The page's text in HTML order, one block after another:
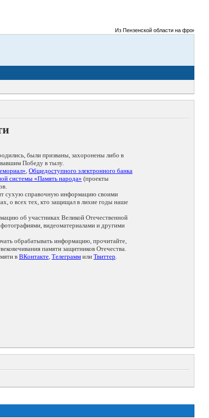
Из Пензенской области на фронты
были призваны, захоронены либо в
Победу в тылу.
, Общедоступного электронного банка
системы «Память народа» (проекты
сухую справочную информацию своими
о всех тех, кто защищал в лихие годы наше
об участниках Великой Отечественной
видеоматериалами и другими
обрабатывать информацию, прочитайте,
памяти защитников Отечества.
в ВКонтакте, Телеграмм или Твиттер.